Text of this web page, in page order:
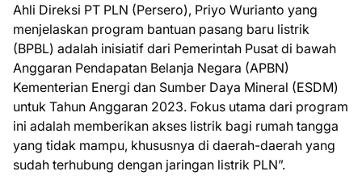
Ahli Direksi PT PLN (Persero), Priyo Wurianto yang
menjelaskan program bantuan pasang baru listrik
(BPBL) adalah inisiatif dari Pemerintah Pusat di bawah
Anggaran Pendapatan Belanja Negara (APBN)
Kementerian Energi dan Sumber Daya Mineral (ESDM)
untuk Tahun Anggaran 2023. Fokus utama dari program
ini adalah memberikan akses listrik bagi rumah tangga
yang tidak mampu, khususnya di daerah-daerah yang
sudah terhubung dengan jaringan listrik PLN”.